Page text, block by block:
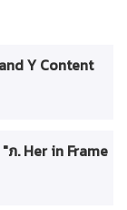
Y Content
ภ. Her in Frame